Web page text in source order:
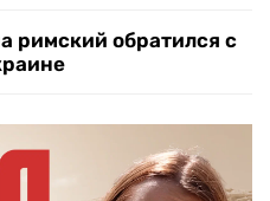
римский обратился с